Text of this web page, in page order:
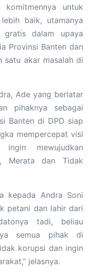
komitmennya untuk
baik, utamanya
gratis dalam upaya
Provinsi Banten dan
satu akar masalah di
Ade yang berlatar
pihaknya sebagai
Banten di DPD siap
mempercepat visi
mewujudkan
Merata dan Tidak
kepada Andra Soni
petani dan lahir dari
tadi, beliau
semua pihak di
korupsi dan ingin
jelasnya.